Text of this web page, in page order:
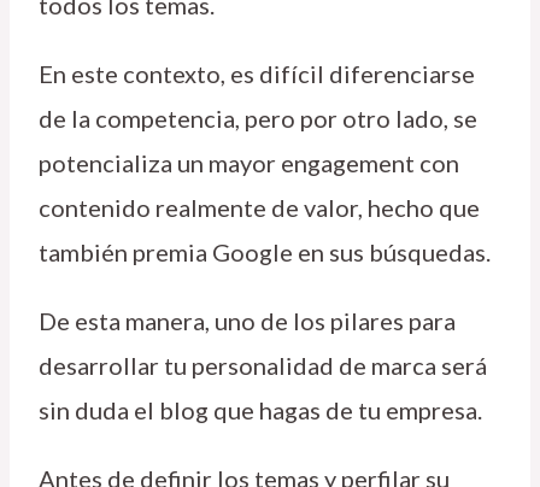
En este contexto, es difícil diferenciarse
de la competencia, pero por otro lado, se
potencializa un mayor engagement con
contenido realmente de valor, hecho que
también premia Google en sus búsquedas.
De esta manera, uno de los pilares para
desarrollar tu personalidad de marca será
sin duda el blog que hagas de tu empresa.
Antes de definir los temas y perfilar su